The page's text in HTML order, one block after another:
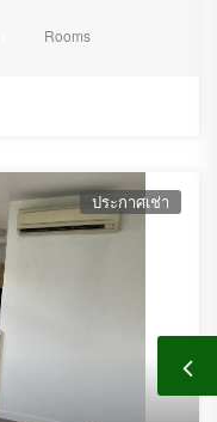
Rooms
ประกาศเช่า